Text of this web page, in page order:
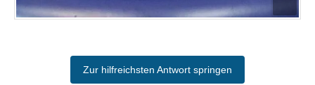
Zur hilfreichsten Antwort springen